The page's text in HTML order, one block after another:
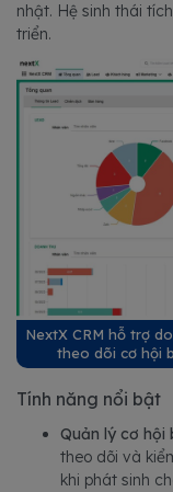
nhật. Hệ sinh thái
triển.
NextX CRM hỗ trợ
theo dõi cơ hội
Tính năng nổi bật
Quản lý cơ hội
theo dõi và
khi phát sinh